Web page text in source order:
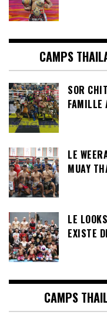
CAMPS
SOR
FAMILLE
LE
MUAY
LE
EXISTE
CAMPS